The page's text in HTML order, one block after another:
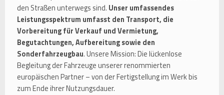
den Straßen unterwegs sind. Unser umfassendes
Leistungsspektrum umfasst den Transport, die
Vorbereitung für Verkauf und Vermietung,
Begutachtungen, Aufbereitung sowie den
Sonderfahrzeugbau. Unsere Mission: Die lückenlose
Begleitung der Fahrzeuge unserer renommierten
europäischen Partner – von der Fertigstellung im Werk bis
zum Ende ihrer Nutzungsdauer.